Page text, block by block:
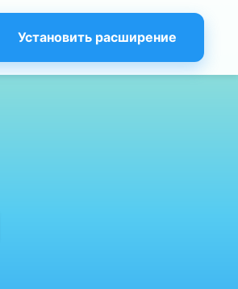
Установить расширение